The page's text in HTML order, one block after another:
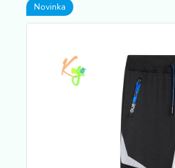
Novinka